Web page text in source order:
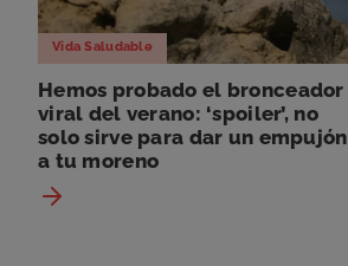
Vida Saludable
Hemos probado el bronceador
viral del verano: ‘spoiler’, no
solo sirve para dar un empujón
a tu moreno